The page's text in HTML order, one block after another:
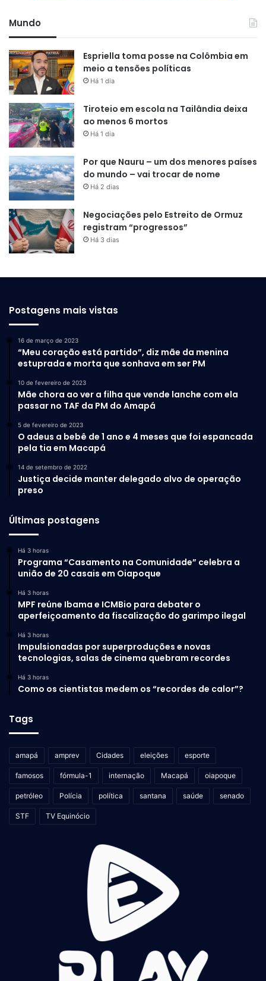
Mundo
Espriella toma posse na Colômbia em
meio a tensões políticas
Há 1 dia
Tiroteio em escola na Tailândia deixa
ao menos 6 mortos
Há 1 dia
Por que Nauru – um dos menores países
do mundo – vai trocar de nome
Há 2 dias
Negociações pelo Estreito de Ormuz
registram “progressos”
Há 3 dias
Postagens mais vistas
16 de março de 2023
“Meu coração está partido”, diz mãe da menina
estuprada e morta que sonhava em ser PM
10 de fevereiro de 2023
Mãe chora ao ver a filha que vende lanche com ela
passar no TAF da PM do Amapá
5 de fevereiro de 2023
O adeus a bebê de 1 ano e 4 meses que foi espancada
pela tia em Macapá
14 de setembro de 2022
Justiça decide manter delegado alvo de operação
preso
Últimas postagens
Há 3 horas
Programa “Casamento na Comunidade” celebra a
união de 20 casais em Oiapoque
Há 3 horas
MPF reúne Ibama e ICMBio para debater o
aperfeiçoamento da fiscalização do garimpo ilegal
Há 3 horas
Impulsionadas por superproduções e novas
tecnologias, salas de cinema quebram recordes
Há 3 horas
Como os cientistas medem os “recordes de calor”?
Tags
amapá amprev Cidades eleições esporte
famosos fórmula-1 internação Macapá oiapoque
petróleo Polícia política santana saúde senado
STF TV Equinócio